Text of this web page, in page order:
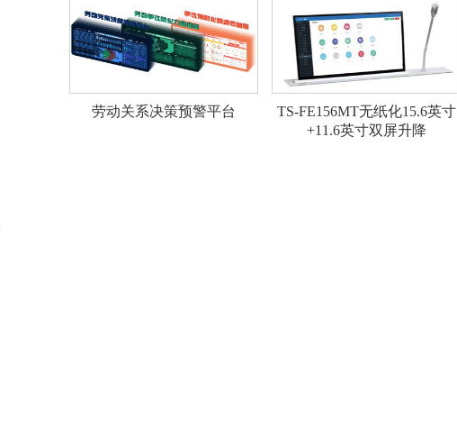
劳动关系决策预警平台
TS-FE156MT无纸化15.6英寸
+11.6英寸双屏升降